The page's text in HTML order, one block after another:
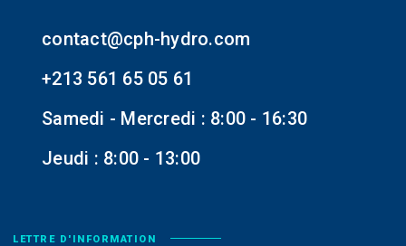
contact@cph-hydro.com
+213 561 65 05 61
Samedi - Mercredi : 8:00 - 16:30
Jeudi : 8:00 - 13:00
LETTRE D'INFORMATION